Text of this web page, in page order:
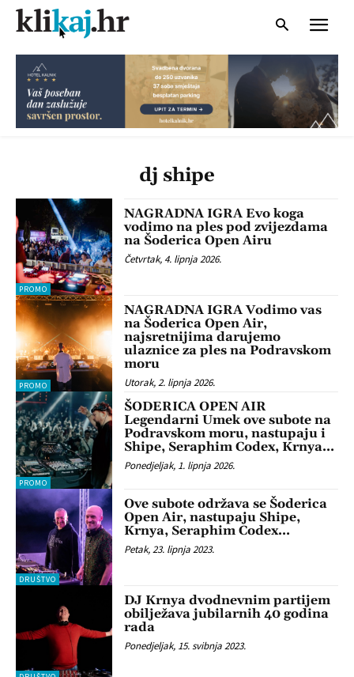
dj shipe
PROMO
NAGRADNA IGRA Evo koga
vodimo na ples pod zvijezdama
na Šoderica Open Airu
Četvrtak, 4. lipnja 2026.
PROMO
NAGRADNA IGRA Vodimo vas
na Šoderica Open Air,
najsretnijima darujemo
ulaznice za ples na Podravskom
moru
Utorak, 2. lipnja 2026.
PROMO
ŠODERICA OPEN AIR
Legendarni Umek ove subote na
Podravskom moru, nastupaju i
Shipe, Seraphim Codex, Krnya…
Ponedjeljak, 1. lipnja 2026.
DRUŠTVO
Ove subote održava se Šoderica
Open Air, nastupaju Shipe,
Krnya, Seraphim Codex…
Petak, 23. lipnja 2023.
DJ Krnya dvodnevnim partijem
obilježava jubilarnih 40 godina
rada
Ponedjeljak, 15. svibnja 2023.